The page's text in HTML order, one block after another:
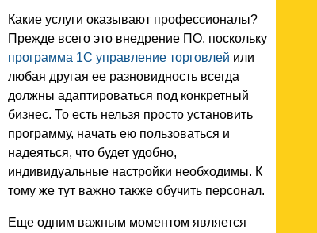
Какие услуги оказывают профессионалы?
Прежде всего это внедрение ПО, поскольку
программа 1С управление торговлей или
любая другая ее разновидность всегда
должны адаптироваться под конкретный
бизнес. То есть нельзя просто установить
программу, начать ею пользоваться и
надеяться, что будет удобно,
индивидуальные настройки необходимы. К
тому же тут важно также обучить персонал.
Еще одним важным моментом является